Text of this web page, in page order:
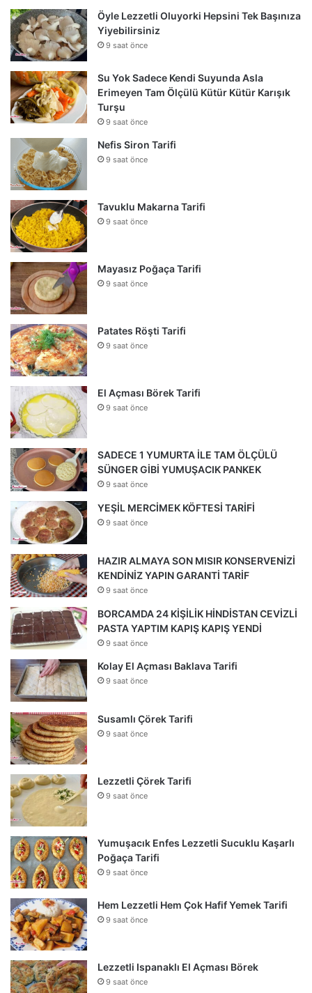
Öyle Lezzetli Oluyorki Hepsini Tek Başınıza
Yiyebilirsiniz
9 saat önce
Su Yok Sadece Kendi Suyunda Asla
Erimeyen Tam Ölçülü Kütür Kütür Karışık
Turşu
9 saat önce
Nefis Siron Tarifi
9 saat önce
Tavuklu Makarna Tarifi
9 saat önce
Mayasız Poğaça Tarifi
9 saat önce
Patates Röşti Tarifi
9 saat önce
El Açması Börek Tarifi
9 saat önce
SADECE 1 YUMURTA İLE TAM ÖLÇÜLÜ
SÜNGER GİBİ YUMUŞACIK PANKEK
9 saat önce
YEŞİL MERCİMEK KÖFTESİ TARİFİ
9 saat önce
HAZIR ALMAYA SON MISIR KONSERVENİZİ
KENDİNİZ YAPIN GARANTİ TARİF
9 saat önce
BORCAMDA 24 KİŞİLİK HİNDİSTAN CEVİZLİ
PASTA YAPTIM KAPIŞ KAPIŞ YENDİ
9 saat önce
Kolay El Açması Baklava Tarifi
9 saat önce
Susamlı Çörek Tarifi
9 saat önce
Lezzetli Çörek Tarifi
9 saat önce
Yumuşacık Enfes Lezzetli Sucuklu Kaşarlı
Poğaça Tarifi
9 saat önce
Hem Lezzetli Hem Çok Hafif Yemek Tarifi
9 saat önce
Lezzetli Ispanaklı El Açması Börek
9 saat önce